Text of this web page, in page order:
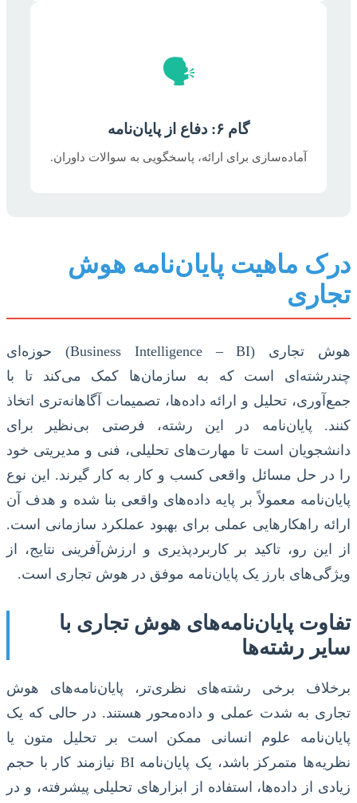
🗣️
گام ۶: دفاع از پایان‌نامه
آماده‌سازی برای ارائه، پاسخگویی به سوالات داوران.
درک ماهیت پایان‌نامه هوش
تجاری
هوش تجاری (Business Intelligence – BI) حوزه‌ای
چندرشته‌ای است که به سازمان‌ها کمک می‌کند تا با
جمع‌آوری، تحلیل و ارائه داده‌ها، تصمیمات آگاهانه‌تری اتخاذ
کنند. پایان‌نامه در این رشته، فرصتی بی‌نظیر برای
دانشجویان است تا مهارت‌های تحلیلی، فنی و مدیریتی خود
را در حل مسائل واقعی کسب و کار به کار گیرند. این نوع
پایان‌نامه معمولاً بر پایه داده‌های واقعی بنا شده و هدف آن
ارائه راهکارهایی عملی برای بهبود عملکرد سازمانی است.
از این رو، تاکید بر کاربردپذیری و ارزش‌آفرینی نتایج، از
ویژگی‌های بارز یک پایان‌نامه موفق در هوش تجاری است.
تفاوت پایان‌نامه‌های هوش تجاری با
سایر رشته‌ها
برخلاف برخی رشته‌های نظری‌تر، پایان‌نامه‌های هوش
تجاری به شدت عملی و داده‌محور هستند. در حالی که یک
پایان‌نامه علوم انسانی ممکن است بر تحلیل متون یا
نظریه‌ها متمرکز باشد، یک پایان‌نامه BI نیازمند کار با حجم
زیادی از داده‌ها، استفاده از ابزارهای تحلیلی پیشرفته، و در